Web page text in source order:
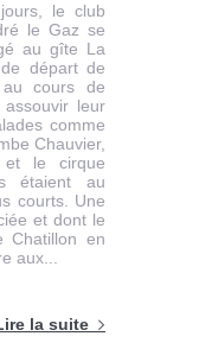
le club
le Gaz se
au gîte La
départ de
au cours de
leur
comme
Chauvier,
et le cirque
étaient au
courts. Une
et dont le
Chatillon en
aux...
la suite